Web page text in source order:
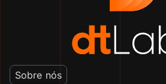
Sobre nós